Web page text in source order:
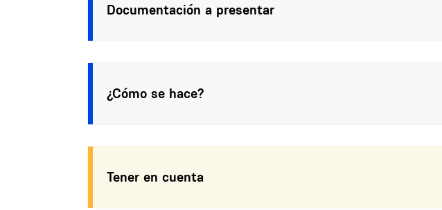
Documentación a presentar
¿Cómo se hace?
Tener en cuenta